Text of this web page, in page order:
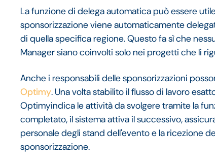
La funzione di delega automatica può essere
sponsorizzazione viene automaticamente
di quella specifica regione. Questo fa sì che
Manager siano coinvolti solo nei progetti che li
Anche i responsabili delle sponsorizzazioni
Optimy. Una volta stabilito il flusso di lavoro
Optimyindica le attività da svolgere tramite la
completato, il sistema attiva il successivo,
personale degli stand dell'evento e la ricezione
sponsorizzazione.